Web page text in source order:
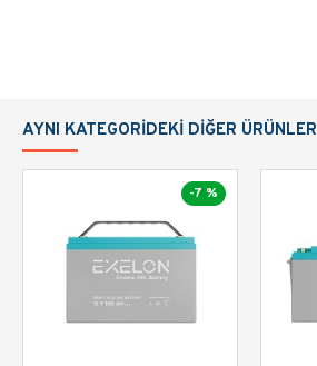
Tipi (STD)
T4 Terminal
AYNI KATEGORIDEKI DIĞER ÜRÜNLER
-7 %